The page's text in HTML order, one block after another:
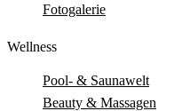
Fotogalerie
Wellness
Pool- & Saunawelt
Beauty & Massagen